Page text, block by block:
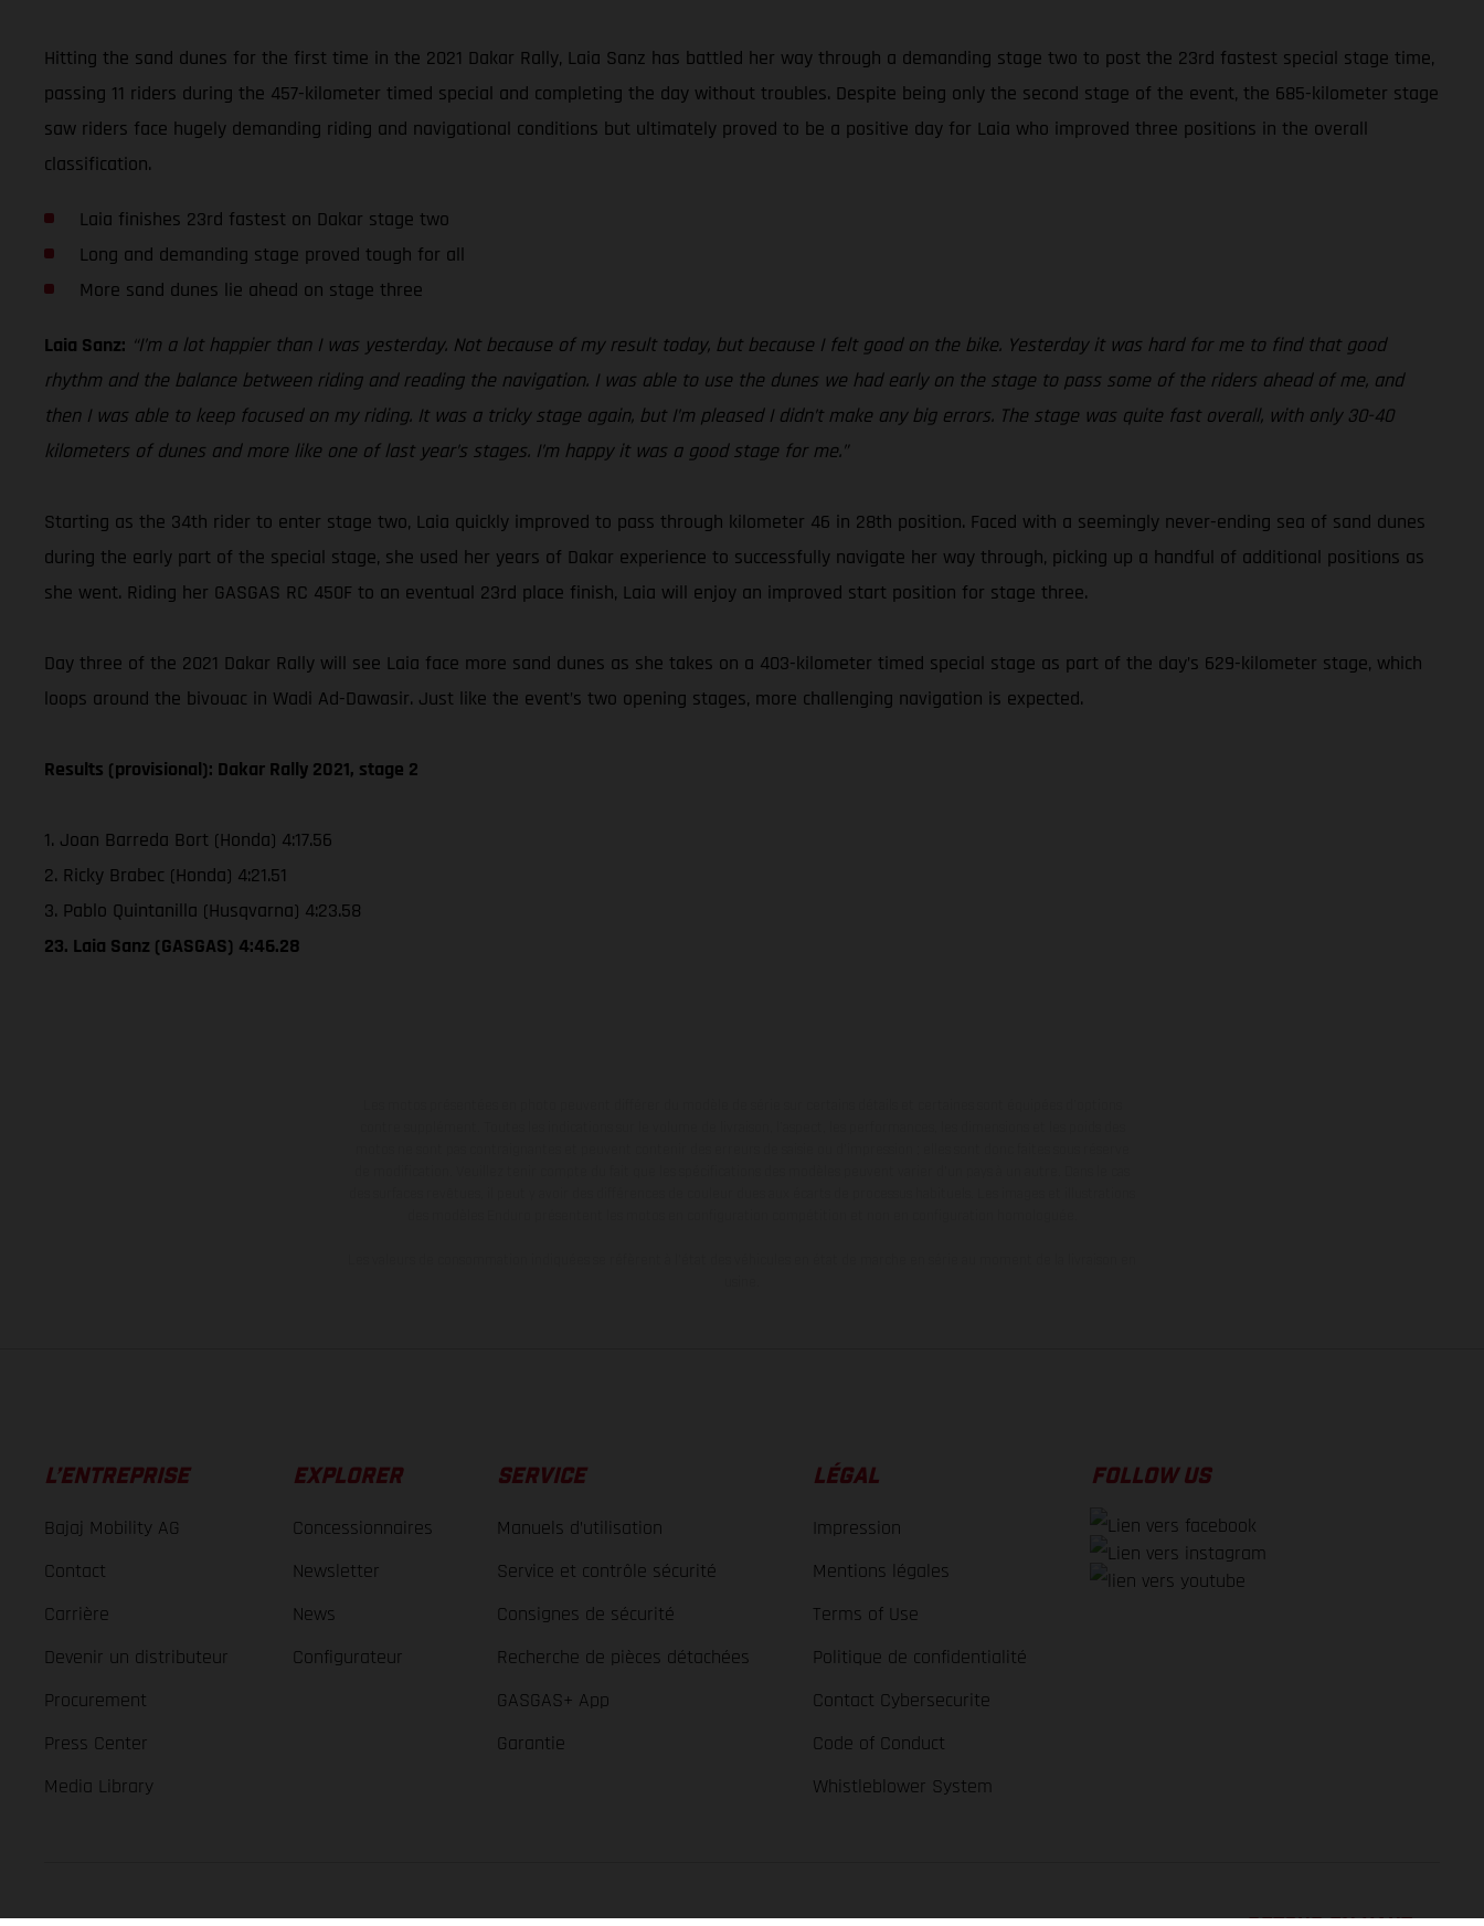
Hitting the sand dunes for the first time in the 2021 Dakar Rally, Laia Sanz has battled her way through a demanding stage two to post the 23rd fastest special stage time,
passing 11 riders during the 457-kilometer timed special and completing the day without troubles. Despite being only the second stage of the event, the 685-kilometer stage
saw riders face hugely demanding riding and navigational conditions but ultimately proved to be a positive day for Laia who improved three positions in the overall
classification.
Laia finishes 23rd fastest on Dakar stage two
Long and demanding stage proved tough for all
More sand dunes lie ahead on stage three
Laia Sanz: “I’m a lot happier than I was yesterday. Not because of my result today, but because I felt good on the bike. Yesterday it was hard for me to find that good
rhythm and the balance between riding and reading the navigation. I was able to use the dunes we had early on the stage to pass some of the riders ahead of me, and
then I was able to keep focused on my riding. It was a tricky stage again, but I’m pleased I didn’t make any big errors. The stage was quite fast overall, with only 30-40
kilometers of dunes and more like one of last year’s stages. I’m happy it was a good stage for me.”
Starting as the 34th rider to enter stage two, Laia quickly improved to pass through kilometer 46 in 28th position. Faced with a seemingly never-ending sea of sand dunes
during the early part of the special stage, she used her years of Dakar experience to successfully navigate her way through, picking up a handful of additional positions as
she went. Riding her GASGAS RC 450F to an eventual 23rd place finish, Laia will enjoy an improved start position for stage three.
Day three of the 2021 Dakar Rally will see Laia face more sand dunes as she takes on a 403-kilometer timed special stage as part of the day’s 629-kilometer stage, which
loops around the bivouac in Wadi Ad-Dawasir. Just like the event’s two opening stages, more challenging navigation is expected.
Results (provisional): Dakar Rally 2021, stage 2
1. Joan Barreda Bort (Honda) 4:17.56
2. Ricky Brabec (Honda) 4:21.51
3. Pablo Quintanilla (Husqvarna) 4:23.58
23. Laia Sanz (GASGAS) 4:46.28
L’ENTREPRISE
Bajaj Mobility AG
Contact
Carrière
Devenir un distributeur
Procurement
Press Center
Media Library
EXPLORER
Concessionnaires
Newsletter
News
Configurateur
SERVICE
Manuels d’utilisation
Service et contrôle sécurité
Consignes de sécurité
Recherche de pièces détachées
GASGAS+ App
Garantie
LÉGAL
Impression
Mentions légales
Terms of Use
Politique de confidentialité
Contact Cybersecurite
Code of Conduct
Whistleblower System
FOLLOW US